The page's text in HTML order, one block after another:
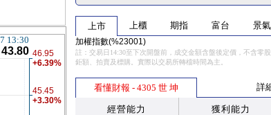
上市 上櫃 期指 富台 景氣
加權指數(%23001)
註：交易日14:30至下次開盤前，成交金額含盤後定價，不含零股
鉅額、拍賣及標購。實際以交易所轉檔時間為主。
看懂財報 - 4305 世 坤 詳
經營能力 獲利能力